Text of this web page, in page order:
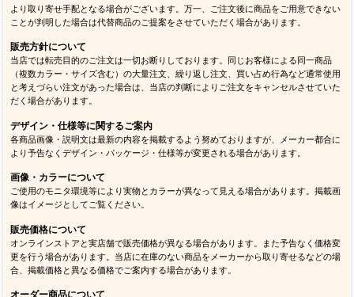
より取り寄せ手配となる場合がございます。万一、ご注文後に商品をご用意できない
ことが判明した場合は代替商品のご提案をさせていただく場合があります。
販売方針について
当店では転売目的のご注文は一切お断りしております。同じお客様による同一商品
（複数カラー・サイズ含む）の大量注文、繰り返し注文、買い占め行為など通常使用
と考えづらい注文があった場合は、当店の判断によりご注文をキャンセルさせていた
だく場合があります。
デザイン・仕様等に関するご案内
各商品画像・説明文は最新の内容を掲載するよう努めておりますが、メーカー都合に
より予告なくデザイン・パッケージ・仕様等が変更される場合があります。
画像・カラーについて
ご使用のモニタ環境等により実物とカラーが異なって見える場合があります。掲載画
像はイメージとしてご覧ください。
販売価格について
オンラインストアと実店舗で販売価格が異なる場合があります。また予告なく価格変
更を行う場合があります。当店に在庫のない商品をメーカーから取り寄せるなどの場
合、掲載価格と異なる価格でご案内する場合があります。
オーダー商品について